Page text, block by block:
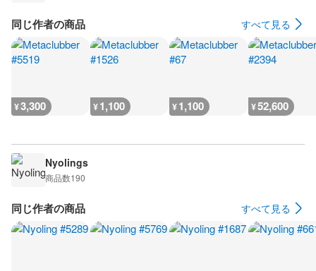
同じ作者の商品 すべて見る
¥3,300 ¥1,100 ¥1,100 ¥52,600
Nyolings
商品数190
同じ作者の商品 すべて見る